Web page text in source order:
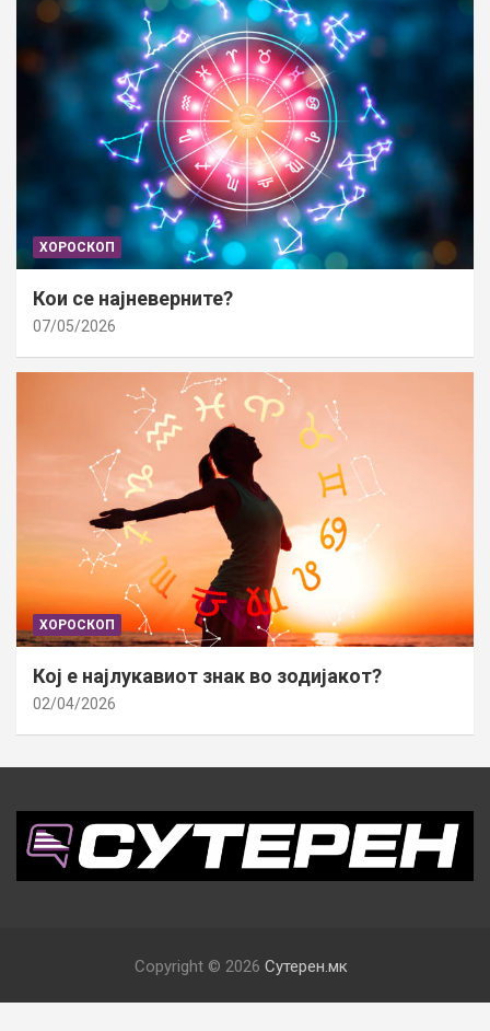
ХОРОСКОП
Кои се најневерните?
07/05/2026
ХОРОСКОП
Кој е најлукавиот знак во зодијакот?
02/04/2026
Copyright © 2026 Сутерен.мк